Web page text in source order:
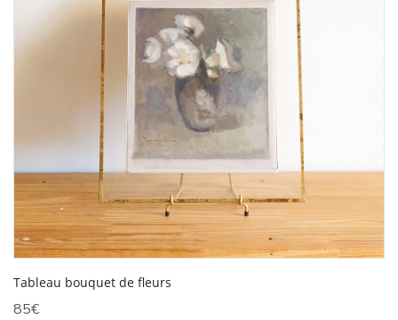
Tableau bouquet de fleurs
85€